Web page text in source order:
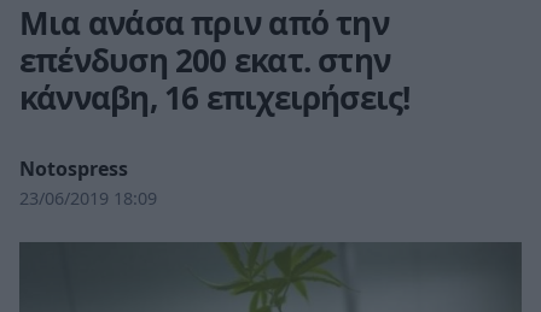
Μια ανάσα πριν από την
επένδυση 200 εκατ. στην
κάνναβη, 16 επιχειρήσεις!
Notospress
23/06/2019 18:09